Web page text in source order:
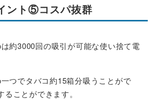
ント⑤コスパ抜群
約3000回の吸引が可能な使い捨て電
つでタバコ約15箱分吸うことがで
ことができます。